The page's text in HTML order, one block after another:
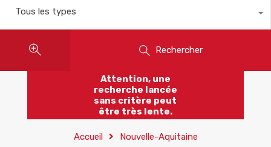
Tous les types
Rechercher
Attention, une
recherche lancée
sans critère peut
être très lente.
Accueil Nouvelle-Aquitaine